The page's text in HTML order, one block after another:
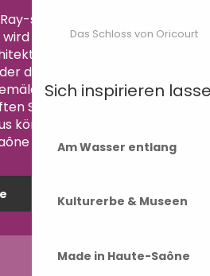
Das Schloss von Oricourt
Sich inspirieren
Am Wasser entlang
Kulturerbe & Museen
Made in Haute-Saône
sur-Saône überragt
Sie mit seiner
blenden. Sein
den schönsten
würdig ist, lädt zu
Spaziergang ein. Von
können Sie das
bewundern.